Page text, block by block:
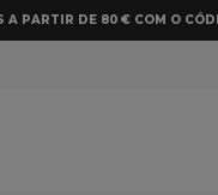
PARTIR DE 80 € COM O